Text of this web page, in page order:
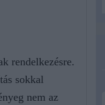
rendelkezésre.
sokkal
nem az